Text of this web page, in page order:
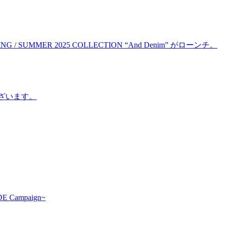
/ SUMMER 2025 COLLECTION “And Denim” がローンチ。
います。
Campaign~